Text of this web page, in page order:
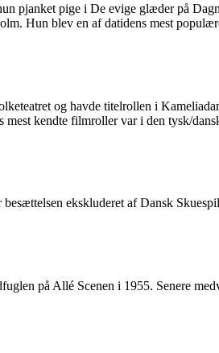
pjanket pige i De evige glæder på
Hun blev en af datidens mest
og havde titelrollen i
kendte filmroller var i den tysk/
ekskluderet af Dansk
på Allé Scenen i 1955. Senere